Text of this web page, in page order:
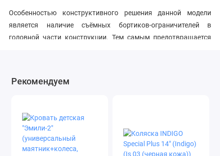
Особенностью конструктивного решения данной модели
является наличие съёмных бортиков-ограничителей в
головной части конструкции. Тем самым предотвращается
комфорта и уюта. Сон ребёнка в такой кровати станет
Все детали скреплены высококачественными мебельными
винтами, стяжки выполнены по традиционным итальянским
технологиям и стандартам производства. КроваткаNuovita
Perla lungo прослужит долго и при этом не потеряет лоска и
Рекомендуем